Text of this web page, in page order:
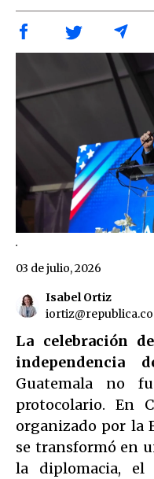
.
Isabel Ortiz
03 de julio, 2026
La celebración
independencia
Guatemala no
protocolario. En
organizado por la
se transformó en
la diplomacia, el